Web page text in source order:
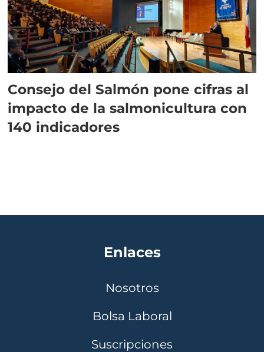
Consejo del Salmón pone cifras al
impacto de la salmonicultura con
140 indicadores
Enlaces
Nosotros
Bolsa Laboral
Suscripciones